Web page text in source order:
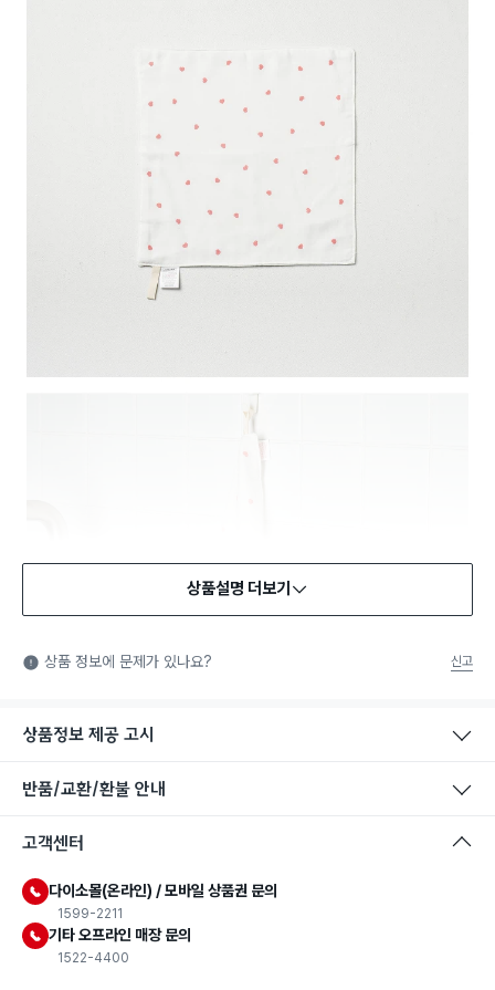
상품설명 더보기
상품 정보에 문제가 있나요? 신고
상품정보 제공 고시
반품/교환/환불 안내
고객센터
다이소몰(온라인) / 모바일 상품권 문의
1599-2211
기타 오프라인 매장 문의
1522-4400